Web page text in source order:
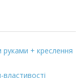
руками + креслення